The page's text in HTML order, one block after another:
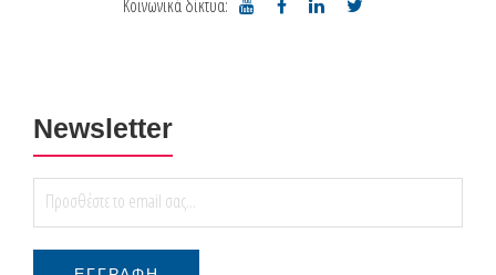
Κοινωνικά δίκτυα:
Newsletter